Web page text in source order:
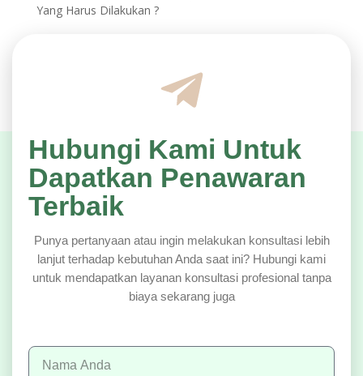
Yang Harus Dilakukan ?
Hubungi Kami Untuk
Dapatkan Penawaran
Terbaik
Punya pertanyaan atau ingin melakukan konsultasi lebih
lanjut terhadap kebutuhan Anda saat ini? Hubungi kami
untuk mendapatkan layanan konsultasi profesional tanpa
biaya sekarang juga